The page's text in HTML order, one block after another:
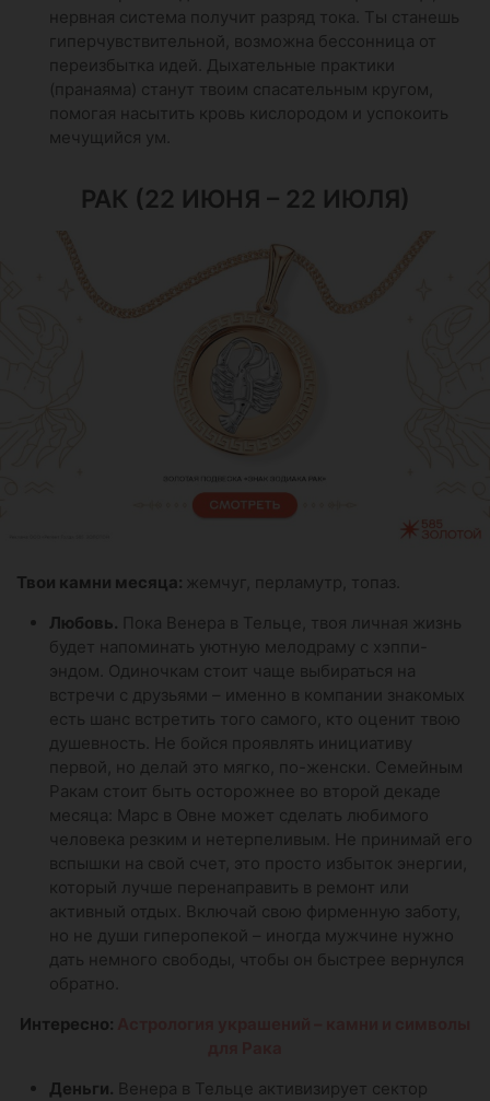
нервная система получит разряд тока. Ты станешь
гиперчувствительной, возможна бессонница от
переизбытка идей. Дыхательные практики
(пранаяма) станут твоим спасательным кругом,
помогая насытить кровь кислородом и успокоить
мечущийся ум.
РАК (22 ИЮНЯ – 22 ИЮЛЯ)
Твои камни месяца: жемчуг, перламутр, топаз.
Любовь. Пока Венера в Тельце, твоя личная жизнь
будет напоминать уютную мелодраму с хэппи-
эндом. Одиночкам стоит чаще выбираться на
встречи с друзьями – именно в компании знакомых
есть шанс встретить того самого, кто оценит твою
душевность. Не бойся проявлять инициативу
первой, но делай это мягко, по-женски. Семейным
Ракам стоит быть осторожнее во второй декаде
месяца: Марс в Овне может сделать любимого
человека резким и нетерпеливым. Не принимай его
вспышки на свой счет, это просто избыток энергии,
который лучше перенаправить в ремонт или
активный отдых. Включай свою фирменную заботу,
но не души гиперопекой – иногда мужчине нужно
дать немного свободы, чтобы он быстрее вернулся
обратно.
Интересно:
Деньги. Венера в Тельце активизирует сектор